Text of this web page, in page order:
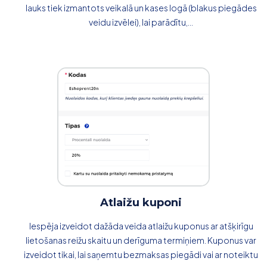
lauks tiek izmantots veikalā un kases logā (blakus piegādes
veidu izvēlei), lai parādītu,...
Atlaižu kuponi
Iespēja izveidot dažāda veida atlaižu kuponus ar atšķirīgu
lietošanas reižu skaitu un derīguma termiņiem. Kuponus var
izveidot tikai, lai saņemtu bezmaksas piegādi vai ar noteiktu